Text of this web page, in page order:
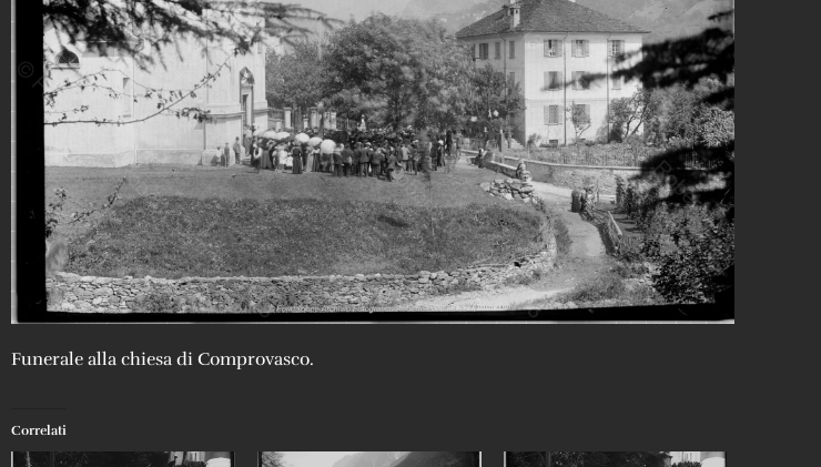
Funerale alla chiesa di Comprovasco.
Correlati